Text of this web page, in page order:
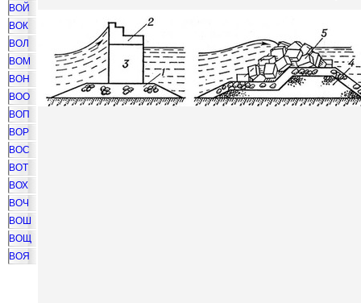
ВОЙ
ВОК
ВОЛ
ВОМ
ВОН
ВОО
ВОП
ВОР
ВОС
ВОТ
ВОХ
ВОЧ
ВОШ
ВОЩ
ВОЯ